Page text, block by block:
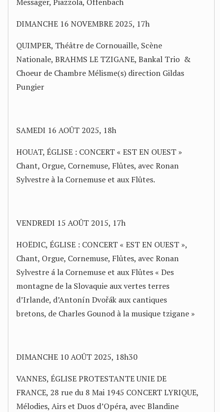
DIMANCHE 16 NOVEMBRE 2025, 17h
QUIMPER, Théâtre de Cornouaille, Scène
Nationale, BRAHMS LE TZIGANE, Bankal Trio &
Choeur de Chambre Mélisme(s) direction Gildas
Pungier
SAMEDI 16 AOÛT 2025, 18h
HOUAT, ÉGLISE : CONCERT « EST EN OUEST »
Chant, Orgue, Cornemuse, Flûtes, avec Ronan
Sylvestre à la Cornemuse et aux Flûtes.
VENDREDI 15 AOÛT 2015, 17h
HOËDIC, ÉGLISE : CONCERT « EST EN OUEST »,
Chant, Orgue, Cornemuse, Flûtes, avec Ronan
Sylvestre á la Cornemuse et aux Flûtes « Des
montagne de la Slovaquie aux vertes terres
d’Irlande, d’Antonín Dvořák aux cantiques
bretons, de Charles Gounod à la musique tzigane »
DIMANCHE 10 AOÛT 2025, 18h30
VANNES, ÉGLISE PROTESTANTE UNIE DE
FRANCE, 28 rue du 8 Mai 1945 CONCERT LYRIQUE,
Mélodies, Airs et Duos d’Opéra, avec Blandine